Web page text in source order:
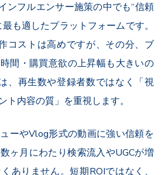
ンフルエンサー施策の中でも“信頼
も適したプラットフォームです。
コストは高めですが、その分、ブ
間・購買意欲の上昇幅も大きいの
、再生数や登録者数ではなく「視
ト内容の質」を重視します。
ーやVlog形式の動画に強い信頼を
ヶ月にわたり検索流入やUGCが増
ありません。短期ROIではなく、